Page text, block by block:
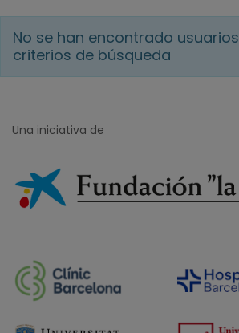
No se han encontrado
criterios de búsqueda
Una iniciativa de